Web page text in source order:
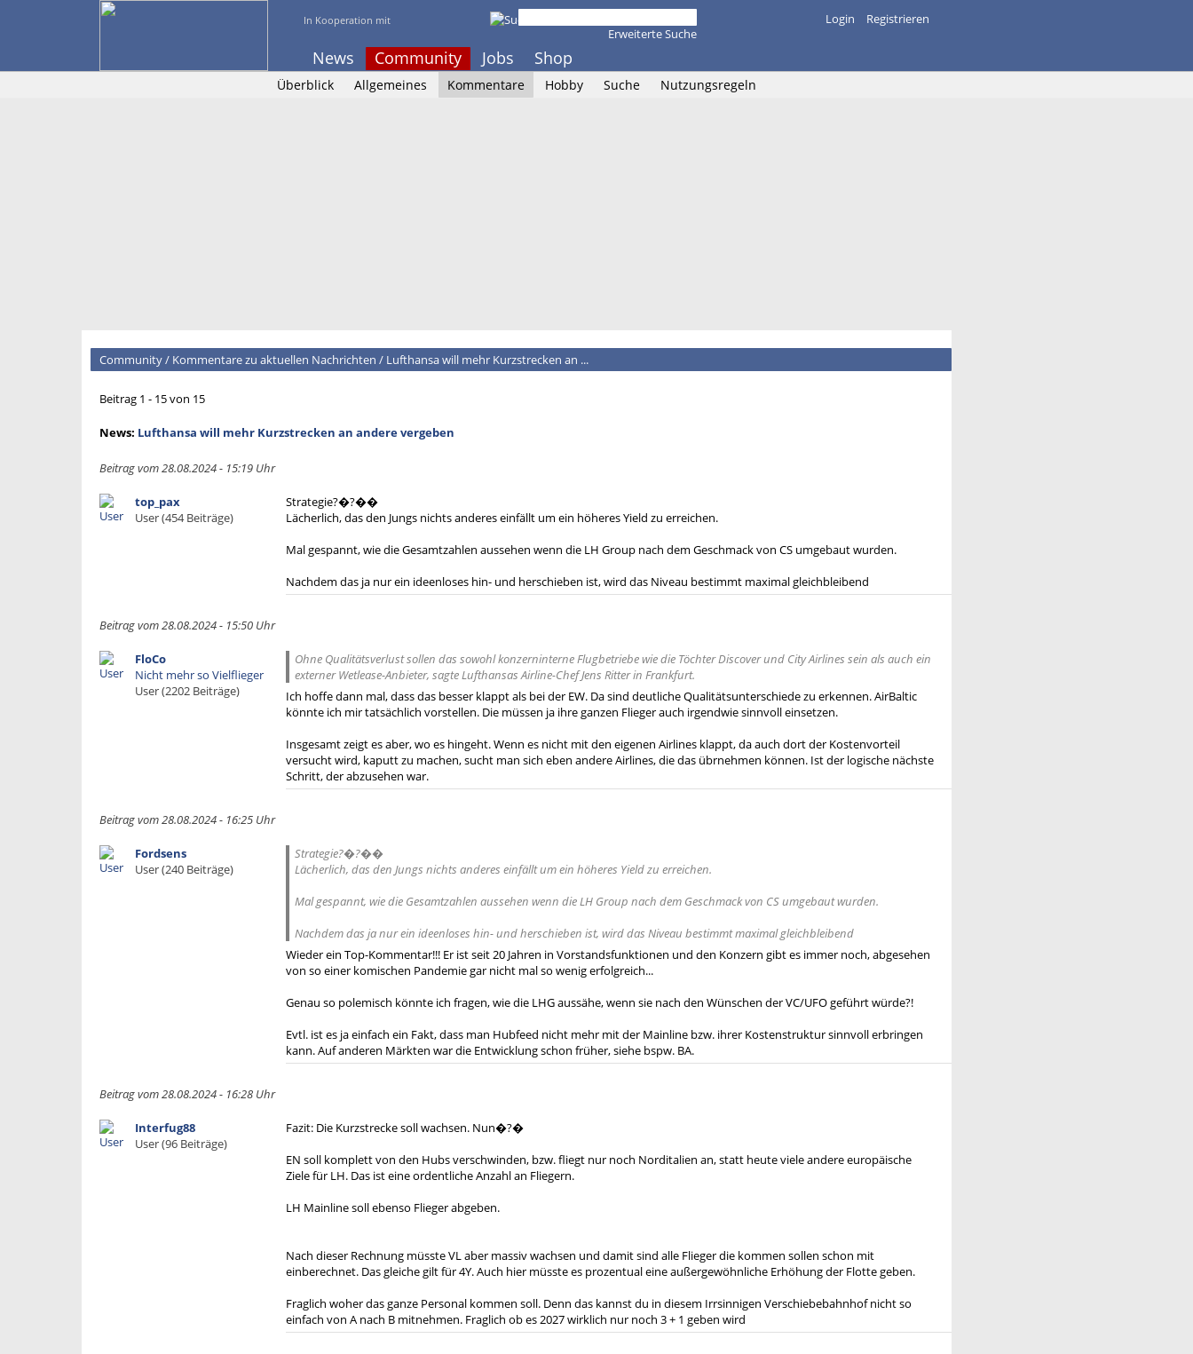
In Kooperation mit
News Community Jobs Shop
Erweiterte Suche
Login Registrieren
Überblick Allgemeines Kommentare Hobby Suche Nutzungsregeln
Community/ Kommentare zu aktuellen Nachrichten / Lufthansa will mehr Kurzstrecken an ...
Beitrag 1 - 15 von 15
News: Lufthansa will mehr Kurzstrecken an andere vergeben
Beitrag vom 28.08.2024 - 15:19 Uhr
top_pax
User (454 Beiträge)
Strategie?�?��
Lächerlich, das den Jungs nichts anderes einfällt um ein höheres Yield zu erreichen.
Mal gespannt, wie die Gesamtzahlen aussehen wenn die LH Group nach dem Geschmack von CS umgebaut wurden.
Nachdem das ja nur ein ideenloses hin- und herschieben ist, wird das Niveau bestimmt maximal gleichbleibend
Beitrag vom 28.08.2024 - 15:50 Uhr
FloCo
Nicht mehr so Vielflieger
User (2202 Beiträge)
Ohne Qualitätsverlust sollen das sowohl konzerninterne Flugbetriebe wie die Töchter Discover und City Airlines sein als auch ein
externer Wetlease-Anbieter, sagte Lufthansas Airline-Chef Jens Ritter in Frankfurt.
Ich hoffe dann mal, dass das besser klappt als bei der EW. Da sind deutliche Qualitätsunterschiede zu erkennen. AirBaltic
könnte ich mir tatsächlich vorstellen. Die müssen ja ihre ganzen Flieger auch irgendwie sinnvoll einsetzen.
Insgesamt zeigt es aber, wo es hingeht. Wenn es nicht mit den eigenen Airlines klappt, da auch dort der Kostenvorteil
versucht wird, kaputt zu machen, sucht man sich eben andere Airlines, die das übrnehmen können. Ist der logische nächste
Schritt, der abzusehen war.
Beitrag vom 28.08.2024 - 16:25 Uhr
Fordsens
User (240 Beiträge)
Strategie?�?��
Lächerlich, das den Jungs nichts anderes einfällt um ein höheres Yield zu erreichen.
Mal gespannt, wie die Gesamtzahlen aussehen wenn die LH Group nach dem Geschmack von CS umgebaut wurden.
Nachdem das ja nur ein ideenloses hin- und herschieben ist, wird das Niveau bestimmt maximal gleichbleibend
Wieder ein Top-Kommentar!!! Er ist seit 20 Jahren in Vorstandsfunktionen und den Konzern gibt es immer noch, abgesehen
von so einer komischen Pandemie gar nicht mal so wenig erfolgreich...
Genau so polemisch könnte ich fragen, wie die LHG aussähe, wenn sie nach den Wünschen der VC/UFO geführt würde?!
Evtl. ist es ja einfach ein Fakt, dass man Hubfeed nicht mehr mit der Mainline bzw. ihrer Kostenstruktur sinnvoll erbringen
kann. Auf anderen Märkten war die Entwicklung schon früher, siehe bspw. BA.
Beitrag vom 28.08.2024 - 16:28 Uhr
Interfug88
User (96 Beiträge)
Fazit: Die Kurzstrecke soll wachsen. Nun�?�
EN soll komplett von den Hubs verschwinden, bzw. fliegt nur noch Norditalien an, statt heute viele andere europäische
Ziele für LH. Das ist eine ordentliche Anzahl an Fliegern.
LH Mainline soll ebenso Flieger abgeben.
Nach dieser Rechnung müsste VL aber massiv wachsen und damit sind alle Flieger die kommen sollen schon mit
einberechnet. Das gleiche gilt für 4Y. Auch hier müsste es prozentual eine außergewöhnliche Erhöhung der Flotte geben.
Fraglich woher das ganze Personal kommen soll. Denn das kannst du in diesem Irrsinnigen Verschiebebahnhof nicht so
einfach von A nach B mitnehmen. Fraglich ob es 2027 wirklich nur noch 3 + 1 geben wird